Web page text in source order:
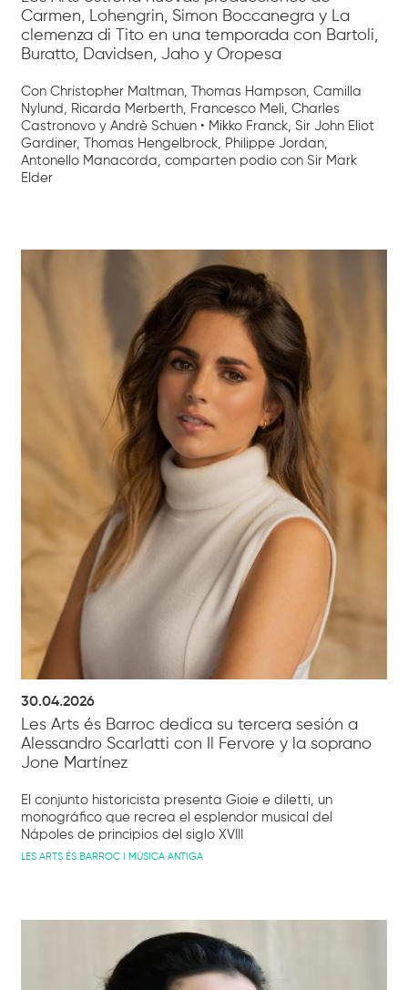
Carmen, Lohengrin, Simon Boccanegra y La
clemenza di Tito en una temporada con Bartoli,
Buratto, Davidsen, Jaho y Oropesa
Con Christopher Maltman, Thomas Hampson, Camilla
Nylund, Ricarda Merberth, Francesco Meli, Charles
Castronovo y Andrè Schuen • Mikko Franck, Sir John Eliot
Gardiner, Thomas Hengelbrock, Philippe Jordan,
Antonello Manacorda, comparten podio con Sir Mark
Elder
30.04.2026
Les Arts és Barroc dedica su tercera sesión a
Alessandro Scarlatti con Il Fervore y la soprano
Jone Martínez
El conjunto historicista presenta Gioie e diletti, un
monográfico que recrea el esplendor musical del
Nápoles de principios del siglo XVIII
LES ARTS ÉS BARROC I MÚSICA ANTIGA